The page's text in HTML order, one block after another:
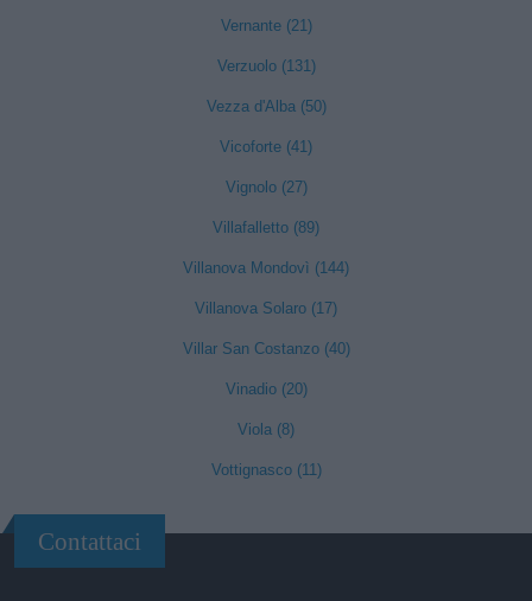
Vernante (21)
Verzuolo (131)
Vezza d'Alba (50)
Vicoforte (41)
Vignolo (27)
Villafalletto (89)
Villanova Mondovì (144)
Villanova Solaro (17)
Villar San Costanzo (40)
Vinadio (20)
Viola (8)
Vottignasco (11)
Contattaci